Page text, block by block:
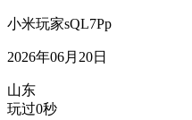
小米玩家sQL7Pp
2026年06月20日
山东
玩过0秒